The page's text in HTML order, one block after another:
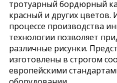
тротуарный бордюрный
красный и других цветов.
процессе производства
технологии позволяет
различные рисунки.
изготовлены в строгом
европейскими